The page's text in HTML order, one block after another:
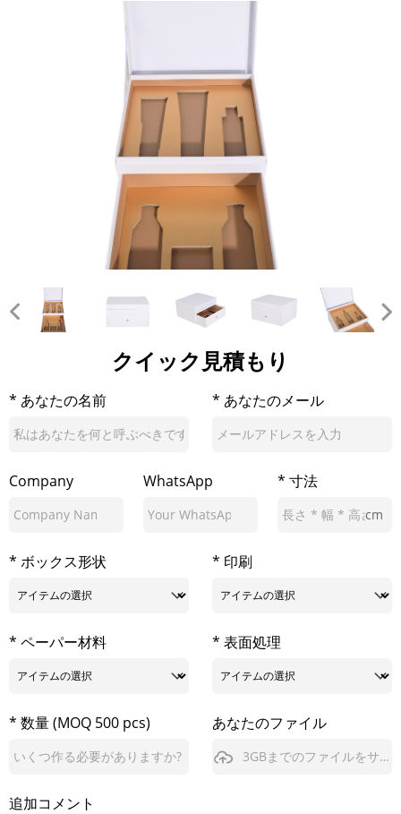
クイック見積もり
* あなたの名前 * あなたのメール
Company WhatsApp * 寸法
cm
* ボックス形状 * 印刷
* ペーパー材料 * 表面処理
* 数量 (MOQ 500 pcs) あなたのファイル
3GBまでのファイルをサポート
追加コメント